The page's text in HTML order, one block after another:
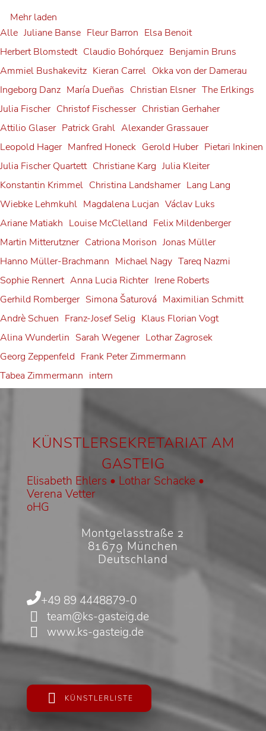
Neuerscheinung: "Herbert
Blomstedt und die Kunst des
Dirigierens"
Herbert Blomstedt
Andrè Schuen bei den
Salzburger Festspielen
Andrè Schuen
Sophie Rennert in Innsbruck
Debüt: Konstantin Krimmel
& Ammiel Bushakevitz bei
den Salzburger Festspielen
Konstantin Krimmel
Tabea Zimmermann in Siena
Tabea Zimmermann
Franz-Josef Selig beim
Festival Internacional de
Santander
Gerold Huber erhält das
Bundesverdienstkreuz am
Bande
Alexander Grassauer in
Bayreuth
Alexander Grassauer
Georg Zeppenfeld bei den
Bayreuther Festspielen
Mehr laden
Alle Juliane Banse Fleur Barron Elsa Benoit
Herbert Blomstedt Claudio Bohórquez Benjamin Bruns
Ammiel Bushakevitz Kieran Carrel Okka von der Damerau
Ingeborg Danz María Dueñas Christian Elsner The Erlkings
Julia Fischer Christof Fischesser Christian Gerhaher
Attilio Glaser Patrick Grahl Alexander Grassauer
Leopold Hager Manfred Honeck Gerold Huber Pietari Inkinen
Julia Fischer Quartett Christiane Karg Julia Kleiter
Konstantin Krimmel Christina Landshamer Lang Lang
Wiebke Lehmkuhl Magdalena Lucjan Václav Luks
Ariane Matiakh Louise McClelland Felix Mildenberger
Martin Mitterutzner Catriona Morison Jonas Müller
Hanno Müller-Brachmann Michael Nagy Tareq Nazmi
Sophie Rennert Anna Lucia Richter Irene Roberts
Gerhild Romberger Simona Šaturová Maximilian Schmitt
Andrè Schuen Franz-Josef Selig Klaus Florian Vogt
Alina Wunderlin Sarah Wegener Lothar Zagrosek
Georg Zeppenfeld Frank Peter Zimmermann
Tabea Zimmermann intern
KÜNSTLERSEKRETARIAT AM
GASTEIG
Elisabeth Ehlers • Lothar Schacke •
Verena Vetter
oHG
Montgelasstraße 2
81679 München
Deutschland
+49 89 4448879-0
team@ks-gasteig.de
www.ks-gasteig.de
KÜNSTLERLISTE